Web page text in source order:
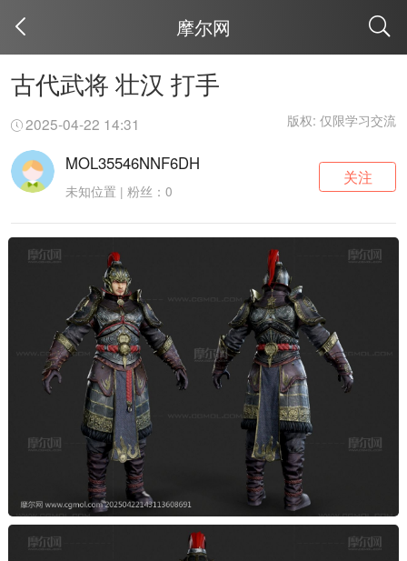
摩尔网
古代武将 壮汉 打手
2025-04-22 14:31 版权: 仅限学习交流
MOL35546NNF6DH
未知位置 | 粉丝：0
关注
取消